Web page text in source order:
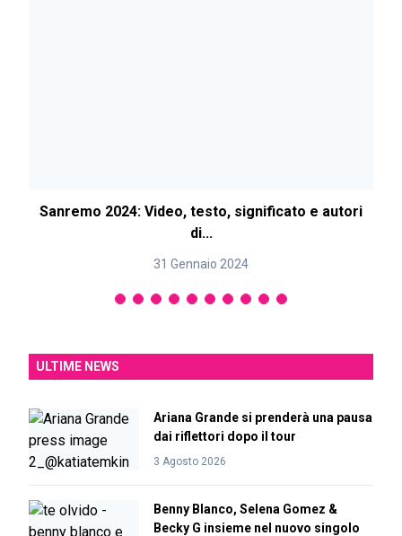
Sanremo 2024: Video, testo, significato e autori
di...
31 Gennaio 2024
ULTIME NEWS
Ariana Grande si prenderà una pausa
dai riflettori dopo il tour
3 Agosto 2026
Benny Blanco, Selena Gomez &
Becky G insieme nel nuovo singolo